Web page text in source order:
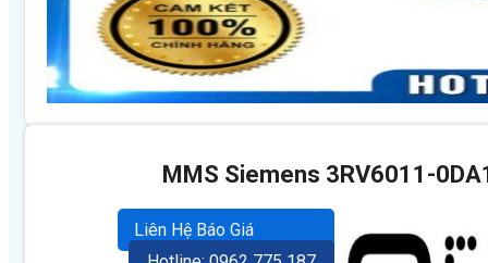
MMS Siemens 3RV6011-
Liên Hệ Báo Giá